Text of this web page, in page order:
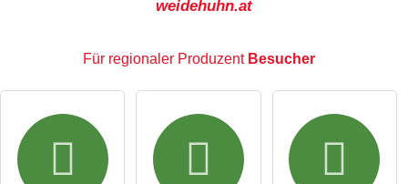
Hiermit akzeptiere ich die .
weidehuhn.at
Für regionaler Produzent Besucher